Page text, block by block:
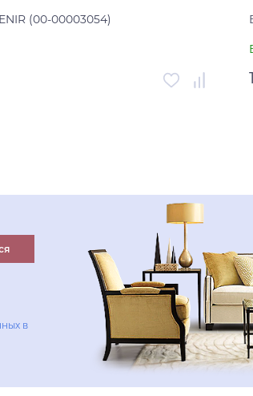
(00-00003054)
Купить в один клик
в